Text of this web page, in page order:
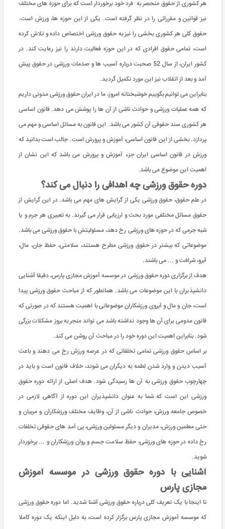
هر کشوری از حقوق منحصر به فرد خود برخوردار است که برای حوزه های مختلف
نیز قوانین و مقرراتی را در نظر گرفته است. یکی از این حوزه ها، ورزش است.
حقوق کلی هر کشوری بخشی را نیز به حقوق ورزشی اختصاص داده و تلاش کرده
است، تمامی حقوق افرادی که در این حوزه فعالیت دارند را نیز رعایت کند. در
کشور ایران، از سال 52 صحبت درباره آسیب ها و صدمات ورزشی در حقوق پیش
آمد و بعد از انقلاب نیز این مورد تکمیل گردید.
بنابراین می توانیم بگوییم خوشبختانه امروز، ما در ایران حقوق ورزشی مدونی داریم
که همه عملیات ورزشی و حوادث ناشی از آن ها را پوشش می دهد. قانون اساسی
هر کشوری سند حقوقی آن کشور می باشد. این قانون به مسائل اساسی و مهم می
پردازد. بخشی از این قانون اساسی، آموزش و پرورش است. جالب است بدانید که
ورزش در قانون اساسی ایران جزء آموزش و پرورش می باشد که این نشان از
اهمیت این موضوع می باشد.
دوره حقوق ورزشی چه اهدافی را دنبال می کند؟
در علم حقوق، حقوق ورزشی یکی از گرایش های مهم می باشد. در این گرایش از
حقوق مسائل مختلفی مورد بحث و ارزیابی قرار می گیرند. به تعبیری هر جرم و یا
شبه جرمی که در حوزه های ورزشی رخ دهد، مسئولیتش با حقوق ورزشی می باشد.
موضوعاتی که بیشتر در حقوق ورزشی مطرح هستند، سلامتی، حفظ جان، مال،
آبرو، شرافت و ... می باشند.
هدف از برگزاری دوره حقوق ورزشی در موسسه آموزش مجازی پارس، دقیقا آشنایی
دانشپذیران با این موضوعات می باشد. همانطور که از مباحث حقوق ورزشی پیدا
است، جان و مال و آبروی ورزشکاران موضوعاتی با اهمیت هستند که در صورتی که
قانون مدومی برای آن ها وجود نداشته باشد می تواند منجر به بروز مشکلات بزرگی
شود. بنابراین اهمیت این دوره خود را در مباحث آن روشن می کند.
بر اساس حقوق ورزشی تمامی تخلفاتی که در عرصه ورزش رخ می دهند و باعث
آسیب دیدن و وارد شدن لطمه به دیگران می شوند، خلاف قانون است و باید در
چهارچوب حقوق ورزشی به آن ها رسیدگی شود. هدف اصلی از ارائه دوره حقوق
ورزشی این است که شما به عنوان دانشپذیران این دوره از آگاهی لازمی در
خصوص جامعه ورزش، حوادث ناشی از آن، وظایف مختلف ورزشکاران و مربیان و
حتی معلمین ورزش، مدیران و دیگر مسئولین ورزشی، پی آمد های حقوقی تخلفات
رخ داده در حوزه های ورزشی، حفظ سلامت جسم و روان ورزشکاران و ... برخوردار
شوید.
آشنایی با دوره حقوق ورزشی در موسسه آموزش
مجازی پارس
تا اینجا با یک تعریف کلی درباره حقوق ورزشی آشنا شدید. اما دوره حقوق ورزشی
که موسسه آموزش مجازی پارس برگزار کرده است، به دلیل اینکه یک دوره کاملا